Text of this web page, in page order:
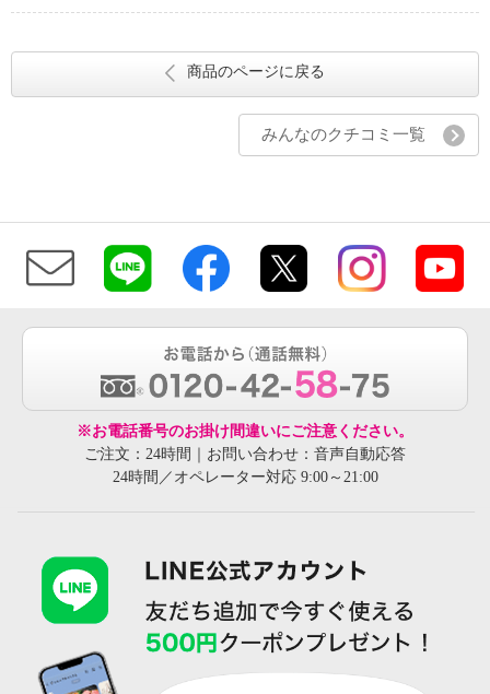
商品のページに戻る
みんなのクチコミ一覧
※お電話番号のお掛け間違いにご注意ください。
ご注文：24時間｜お問い合わせ：音声自動応答
24時間／オペレーター対応 9:00～21:00